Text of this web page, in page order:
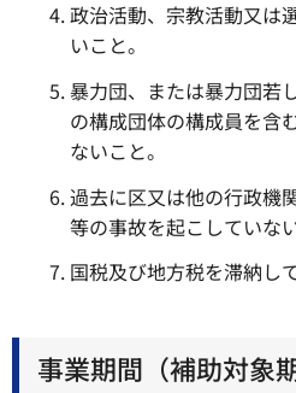
政治活動、宗教活動又は
いこと。
暴力団、または暴力団若
の構成団体の構成員を含
ないこと。
過去に区又は他の行政機
等の事故を起こしていな
国税及び地方税を滞納し
事業期間（補助対象期